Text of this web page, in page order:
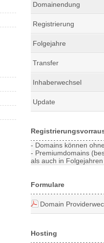
Domainendung
Registrierung
Folgejahre
Transfer
Inhaberwechsel
Update
- Domains können
- Premiumdomains
als auch in
Formulare
Domain
Hosting